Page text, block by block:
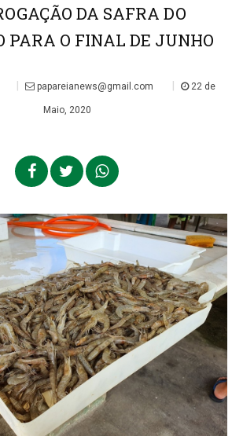
DA SAFRA DO
PARA O FINAL DE JUNHO
| papareianews@gmail.com | 22 de
Maio, 2020